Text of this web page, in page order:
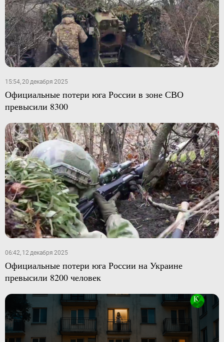
15:54, 20 декабря 2025
Официальные потери юга России в зоне СВО
превысили 8300
06:42, 12 декабря 2025
Официальные потери юга России на Украине
превысили 8200 человек